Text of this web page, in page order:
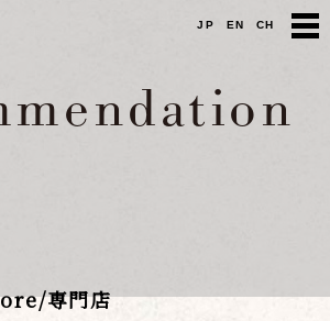
JP EN CH
専門店